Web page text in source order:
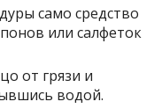
само средство
или салфеток
от грязи и
водой.